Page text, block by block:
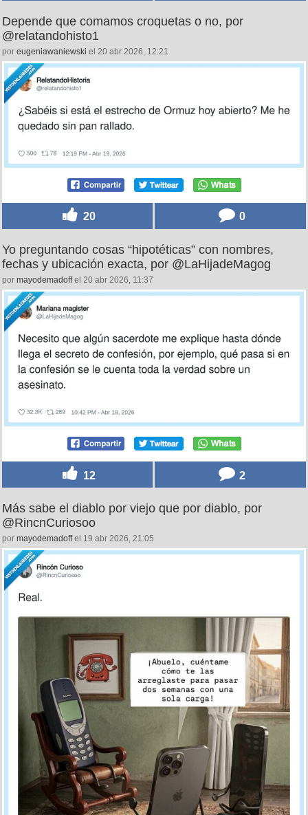
Depende que comamos croquetas o no, por
@relatandohisto1
por eugeniawaniewski el 20 abr 2026, 12:21
20 0
Yo preguntando cosas “hipotéticas” con nombres,
fechas y ubicación exacta, por @LaHijadeMagog
por mayodemadoffel 20 abr 2026, 11:37
12 2
Más sabe el diablo por viejo que por diablo, por
@RincnCuriosoo
por mayodemadoffel 19 abr 2026, 21:05